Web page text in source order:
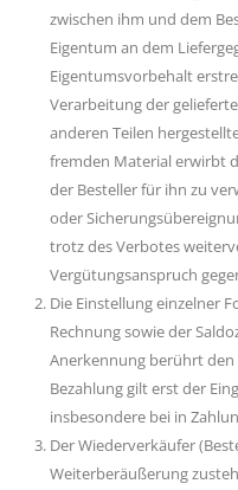
zwischen ihm und dem
Eigentum an dem
Eigentumsvorbehalt
Verarbeitung der
anderen Teilen
fremden Material erwirbt
der Besteller für ihn zu
oder
trotz des Verbotes
Vergütungsanspruch
Die Einstellung einzelner
Rechnung sowie der
Anerkennung berührt
Bezahlung gilt erst der
insbesondere bei in
Der Wiederverkäufer
Weiterberäußerung